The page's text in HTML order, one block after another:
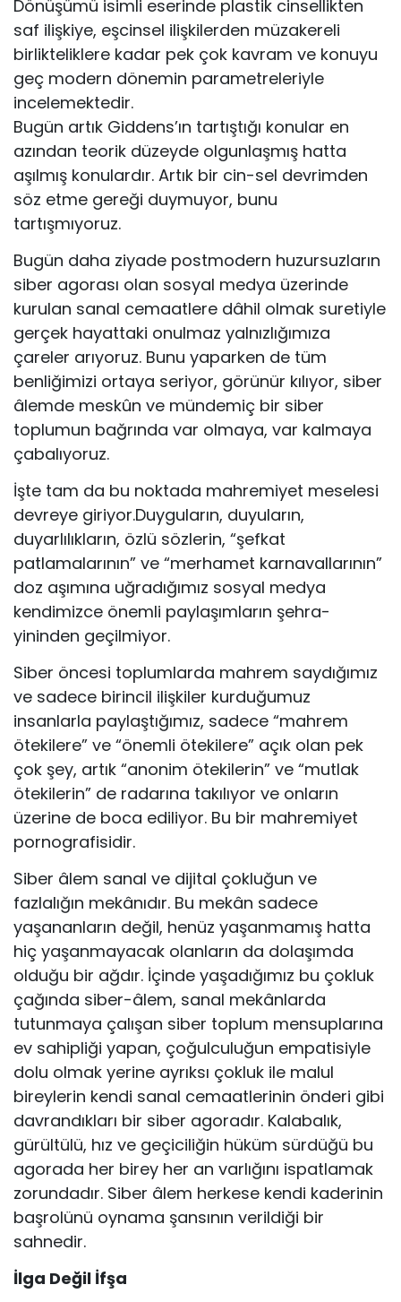
Dönüşümü isimli eserinde plastik cinsellikten
saf ilişkiye, eşcinsel ilişkilerden müzakereli
birlikteliklere kadar pek çok kavram ve konuyu
geç modern dönemin parametreleriyle
incelemektedir.
Bugün artık Giddens’ın tartıştığı konular en
azından teorik düzeyde olgunlaşmış hatta
aşılmış konulardır. Artık bir cin-sel devrimden
söz etme gereği duymuyor, bunu
tartışmıyoruz.
Bugün daha ziyade postmodern huzursuzların
siber agorası olan sosyal medya üzerinde
kurulan sanal cemaatlere dâhil olmak suretiyle
gerçek hayattaki onulmaz yalnızlığımıza
çareler arıyoruz. Bunu yaparken de tüm
benliğimizi ortaya seriyor, görünür kılıyor, siber
âlemde meskûn ve mündemiç bir siber
toplumun bağrında var olmaya, var kalmaya
çabalıyoruz.
İşte tam da bu noktada mahremiyet meselesi
devreye giriyor.Duyguların, duyuların,
duyarlılıkların, özlü sözlerin, “şefkat
patlamalarının” ve “merhamet karnavallarının”
doz aşımına uğradığımız sosyal medya
kendimizce önemli paylaşımların şehra-
yininden geçilmiyor.
Siber öncesi toplumlarda mahrem saydığımız
ve sadece birincil ilişkiler kurduğumuz
insanlarla paylaştığımız, sadece “mahrem
ötekilere” ve “önemli ötekilere” açık olan pek
çok şey, artık “anonim ötekilerin” ve “mutlak
ötekilerin” de radarına takılıyor ve onların
üzerine de boca ediliyor. Bu bir mahremiyet
pornografisidir.
Siber âlem sanal ve dijital çokluğun ve
fazlalığın mekânıdır. Bu mekân sadece
yaşananların değil, henüz yaşanmamış hatta
hiç yaşanmayacak olanların da dolaşımda
olduğu bir ağdır. İçinde yaşadığımız bu çokluk
çağında siber-âlem, sanal mekânlarda
tutunmaya çalışan siber toplum mensuplarına
ev sahipliği yapan, çoğulculuğun empatisiyle
dolu olmak yerine ayrıksı çokluk ile malul
bireylerin kendi sanal cemaatlerinin önderi gibi
davrandıkları bir siber agoradır. Kalabalık,
gürültülü, hız ve geçiciliğin hüküm sürdüğü bu
agorada her birey her an varlığını ispatlamak
zorundadır. Siber âlem herkese kendi kaderinin
başrolünü oynama şansının verildiği bir
sahnedir.
İlga Değil İfşa